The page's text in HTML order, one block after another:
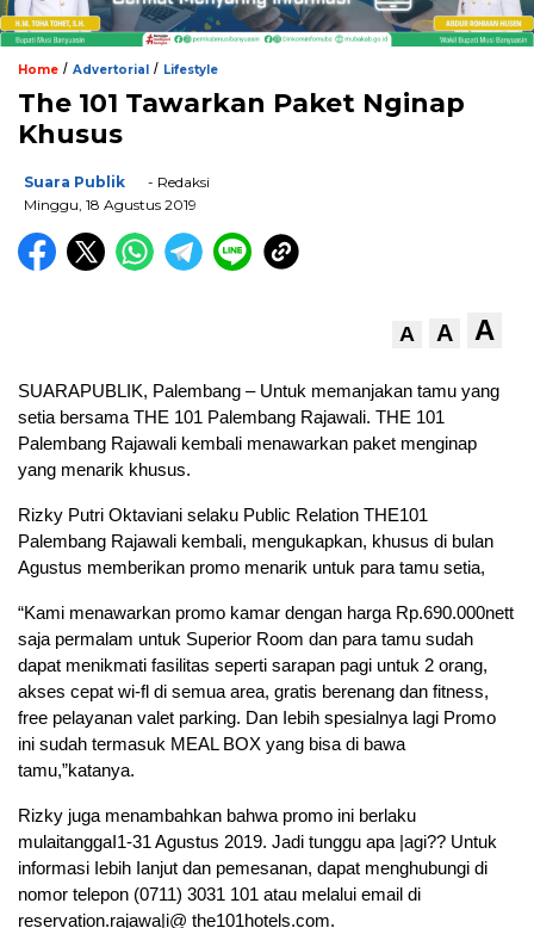
Home / Advertorial / Lifestyle
The 101 Tawarkan Paket Nginap
Khusus
Suara Publik
- Redaksi
Minggu, 18 Agustus 2019
A A A
SUARAPUBLIK, Palembang – Untuk memanjakan tamu yang
setia bersama THE 101 Palembang Rajawali. THE 101
Palembang Rajawali kembali menawarkan paket menginap
yang menarik khusus.
Rizky Putri Oktaviani selaku Public Relation THE101
Palembang Rajawali kembali, mengukapkan, khusus di bulan
Agustus memberikan promo menarik untuk para tamu setia,
“Kami menawarkan promo kamar dengan harga Rp.690.000nett
saja permalam untuk Superior Room dan para tamu sudah
dapat menikmati fasilitas seperti sarapan pagi untuk 2 orang,
akses cepat wi-fl di semua area, gratis berenang dan fitness,
free pelayanan valet parking. Dan Iebih spesialnya lagi Promo
ini sudah termasuk MEAL BOX yang bisa di bawa
tamu,”katanya.
Rizky juga menambahkan bahwa promo ini berlaku
mulaitanggaI1-31 Agustus 2019. Jadi tunggu apa |agi?? Untuk
informasi Iebih Ianjut dan pemesanan, dapat menghubungi di
nomor telepon (0711) 3031 101 atau melalui email di
reservation.rajawa|i@ the101hotels.com.